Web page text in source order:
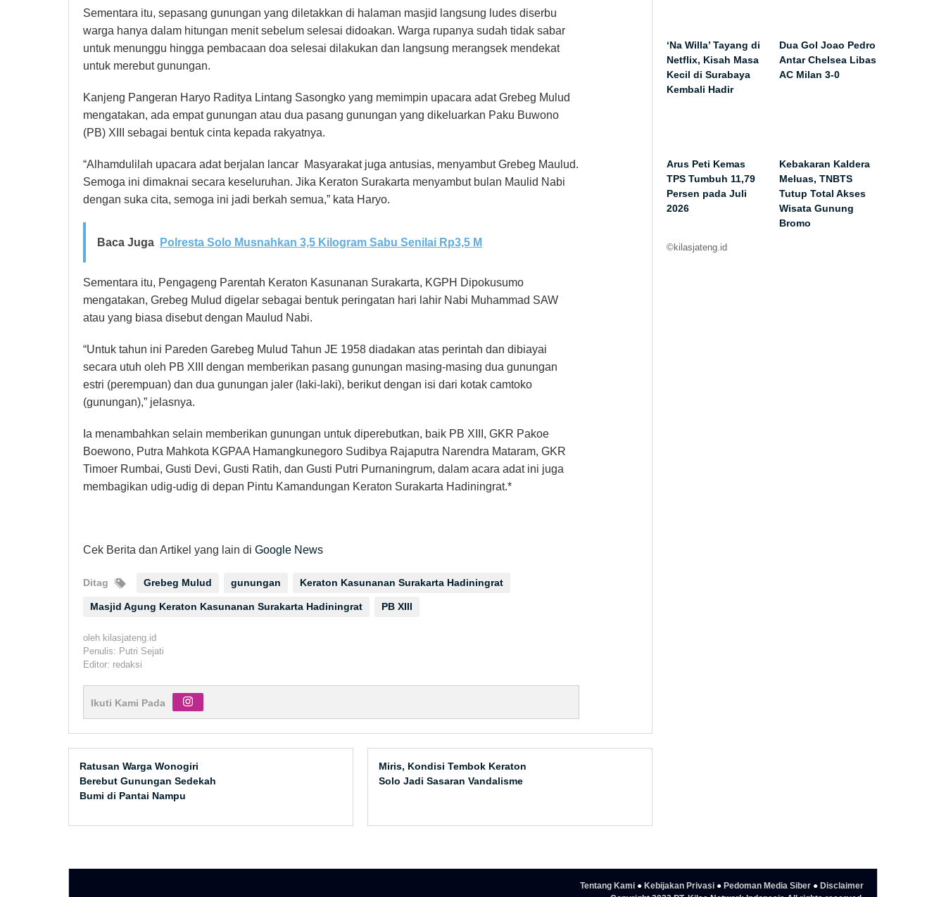
Sementara itu, sepasang gunungan yang diletakkan di halaman masjid langsung ludes diserbu
warga hanya dalam hitungan menit sebelum selesai didoakan. Warga rupanya sudah tidak sabar
untuk menunggu hingga pembacaan doa selesai dilakukan dan langsung merangsek mendekat
untuk merebut gunungan.
Kanjeng Pangeran Haryo Raditya Lintang Sasongko yang memimpin upacara adat Grebeg Mulud
mengatakan, ada empat gunungan atau dua pasang gunungan yang dikeluarkan Paku Buwono
(PB) XIII sebagai bentuk cinta kepada rakyatnya.
“Alhamdulilah upacara adat berjalan lancar Masyarakat juga antusias, menyambut Grebeg Maulud.
Semoga ini dimaknai secara keseluruhan. Jika Keraton Surakarta menyambut bulan Maulid Nabi
dengan suka cita, semoga ini jadi berkah semua,” kata Haryo.
Baca Juga Polresta Solo Musnahkan 3,5 Kilogram Sabu Senilai Rp3,5 M
Sementara itu, Pengageng Parentah Keraton Kasunanan Surakarta, KGPH Dipokusumo
mengatakan, Grebeg Mulud digelar sebagai bentuk peringatan hari lahir Nabi Muhammad SAW
atau yang biasa disebut dengan Maulud Nabi.
“Untuk tahun ini Pareden Garebeg Mulud Tahun JE 1958 diadakan atas perintah dan dibiayai
secara utuh oleh PB XIII dengan memberikan pasang gunungan masing-masing dua gunungan
estri (perempuan) dan dua gunungan jaler (laki-laki), berikut dengan isi dari kotak camtoko
(gunungan),” jelasnya.
Ia menambahkan selain memberikan gunungan untuk diperebutkan, baik PB XIII, GKR Pakoe
Boewono, Putra Mahkota KGPAA Hamangkunegoro Sudibya Rajaputra Narendra Mataram, GKR
Timoer Rumbai, Gusti Devi, Gusti Ratih, dan Gusti Putri Purnaningrum, dalam acara adat ini juga
membagikan udig-udig di depan Pintu Kamandungan Keraton Surakarta Hadiningrat.*
Cek Berita dan Artikel yang lain di Google News
Ditag Grebeg Mulud gunungan Keraton Kasunanan Surakarta Hadiningrat
Masjid Agung Keraton Kasunanan Surakarta Hadiningrat PB XIII
oleh kilasjateng.id
Penulis: Putri Sejati
Editor: redaksi
Ikuti Kami Pada
Ratusan Warga Wonogiri
Berebut Gunungan Sedekah
Bumi di Pantai Nampu
Miris, Kondisi Tembok Keraton
Solo Jadi Sasaran Vandalisme
‘Na Willa’ Tayang di
Netflix, Kisah Masa
Kecil di Surabaya
Kembali Hadir
Dua Gol Joao Pedro
Antar Chelsea Libas
AC Milan 3-0
Arus Peti Kemas
TPS Tumbuh 11,79
Persen pada Juli
2026
Kebakaran Kaldera
Meluas, TNBTS
Tutup Total Akses
Wisata Gunung
Bromo
©kilasjateng.id
Tentang Kami ● Kebijakan Privasi ● Pedoman Media Siber ● Disclaimer